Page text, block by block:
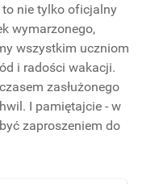
nie tylko oficjalny
wymarzonego,
wszystkim uczniom
i radości wakacji.
zasłużonego
I pamiętajcie - w
zaproszeniem do